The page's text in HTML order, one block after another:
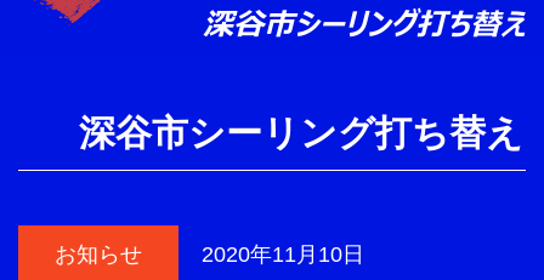
深谷市シーリング打ち替え
深谷市シーリング打ち替え
お知らせ 2020年11月10日